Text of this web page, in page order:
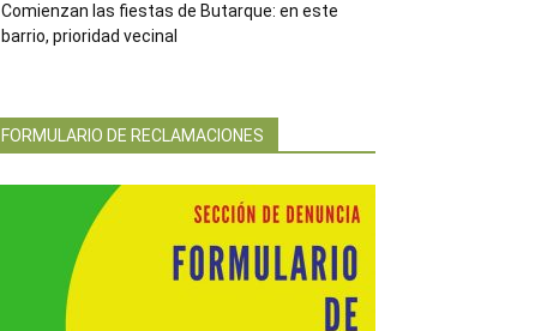
Comienzan las fiestas de Butarque: en este
barrio, prioridad vecinal
FORMULARIO DE RECLAMACIONES